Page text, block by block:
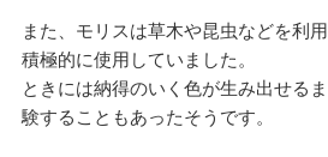
また、モリスは草木や昆虫などを利
積極的に使用していました。
ときには納得のいく色が生み出せる
験することもあったそうです。